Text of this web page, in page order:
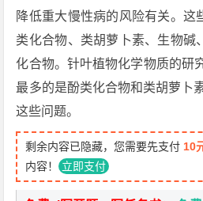
降低重大慢性病的风险有关。这
类化合物、类胡萝卜素、生物碱
化合物。针叶植物化学物质的研
最多的是酚类化合物和类胡萝卜
这些问题。
剩余内容已隐藏，您需要先支付 10
内容！ 立即支付